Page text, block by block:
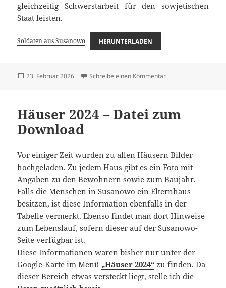
gleichzeitig Schwerstarbeit für den sowjetischen
Staat leisten.
Soldaten aus Susanowo HERUNTERLADEN
Veröffentlicht
23. Februar 2026 Schreibe einen Kommentarzu Soldaten aus
Häuser 2024 – Datei zum
Download
Vor einiger Zeit wurden zu allen Häusern Bilder
hochgeladen. Zu jedem Haus gibt es ein Foto mit
Angaben zu den Bewohnern sowie zum Baujahr.
Falls die Menschen in Susanowo ein Elternhaus
besitzen, ist diese Information ebenfalls in der
Tabelle vermerkt. Ebenso findet man dort Hinweise
zum Lebenslauf, sofern dieser auf der Susanowo-
Seite verfügbar ist.
Diese Informationen waren bisher nur unter der
Google-Karte im Menü „Häuser 2024“ zu finden. Da
dieser Bereich etwas versteckt liegt, stelle ich die